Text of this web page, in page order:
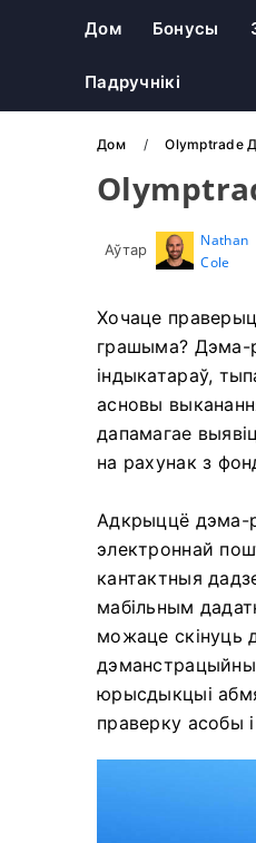
Дом Бонусы
Падручнікі
Дом Olymptrade
Аўтар
Nathan
Cole
Хочаце
грашыма? Дэма-
індыкатараў,
асновы
дапамагае
на рахунак з
Адкрыццё дэма-
электроннай
кантактныя
мабільным
можаце скінуць
юрысдыкцыі
праверку асобы